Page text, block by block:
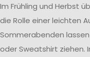
Im Frühling und Herbst
die Rolle einer leichten
Sommerabenden
oder Sweatshirt ziehen.